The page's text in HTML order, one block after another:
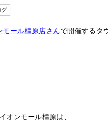
グ
モール橿原店さんで開催するタ
オンモール橿原は、